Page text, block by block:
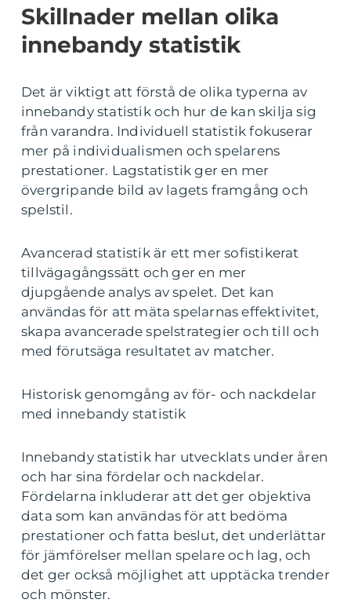
Skillnader mellan olika
innebandy statistik
Det är viktigt att förstå de olika typerna av
innebandy statistik och hur de kan skilja sig
från varandra. Individuell statistik fokuserar
mer på individualismen och spelarens
prestationer. Lagstatistik ger en mer
övergripande bild av lagets framgång och
spelstil.
Avancerad statistik är ett mer sofistikerat
tillvägagångssätt och ger en mer
djupgående analys av spelet. Det kan
användas för att mäta spelarnas effektivitet,
skapa avancerade spelstrategier och till och
med förutsäga resultatet av matcher.
Historisk genomgång av för- och nackdelar
med innebandy statistik
Innebandy statistik har utvecklats under åren
och har sina fördelar och nackdelar.
Fördelarna inkluderar att det ger objektiva
data som kan användas för att bedöma
prestationer och fatta beslut, det underlättar
för jämförelser mellan spelare och lag, och
det ger också möjlighet att upptäcka trender
och mönster.